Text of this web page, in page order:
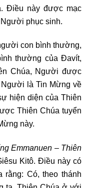
Điều này được mạc
phục sinh.
con bình thường,
thường của Đavít,
Chúa, Người được
là Tin Mừng về
hiện diện của Thiên
Thiên Chúa tuyển
này.
Emmanuen – Thiên
Kitô. Điều này có
rằng: Có, theo thánh